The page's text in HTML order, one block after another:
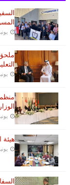
يونيو 09,
ملحق
يونيو 09,
يونيو 09,
هيئة
يونيو 09,